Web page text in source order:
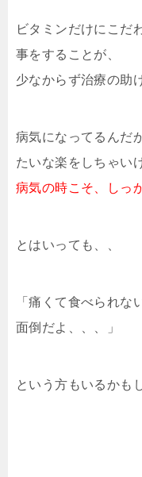
ビタミンだけにこだ
事をすることが、
少なからず治療の助
病気になってるんだ
たいな楽をしちゃい
病気の時こそ、しっ
とはいっても、、
「痛くて食べられな
面倒だよ、、、」
という方もいるかも